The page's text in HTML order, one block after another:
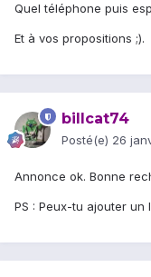
Quel téléphone puis
Et à vos propositions ;).
billcat74
Posté(e) 26
Annonce ok. Bonne
PS : Peux-tu ajouter un